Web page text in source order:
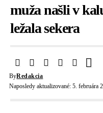
muža našli v
ležala sekera
Naposledy aktualizované: 5. februára
ByRedakcia